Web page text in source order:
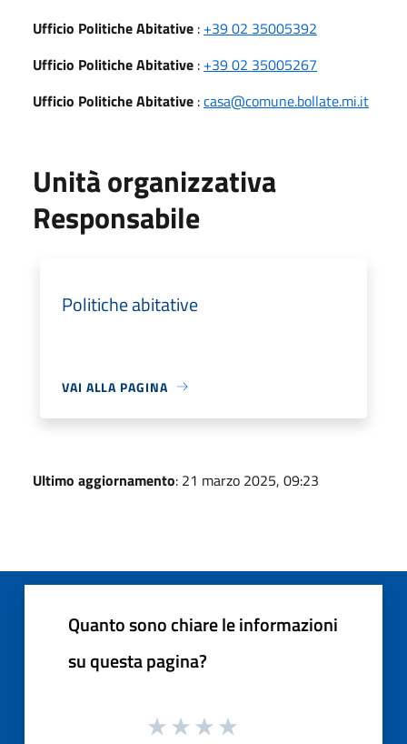
Ufficio Politiche Abitative : +39 02 35005392
Ufficio Politiche Abitative : +39 02 35005267
Ufficio Politiche Abitative :casa@comune.bollate.mi.it
Unità organizzativa
Responsabile
Politiche abitative
VAI ALLA PAGINA
Ultimo aggiornamento: 21 marzo 2025, 09:23
Quanto sono chiare le informazioni
su questa pagina?